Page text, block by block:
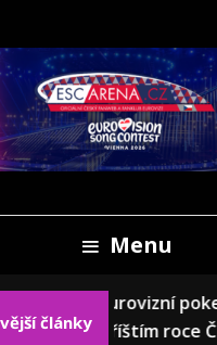
Menu
články
Eurovizní
příštím roce